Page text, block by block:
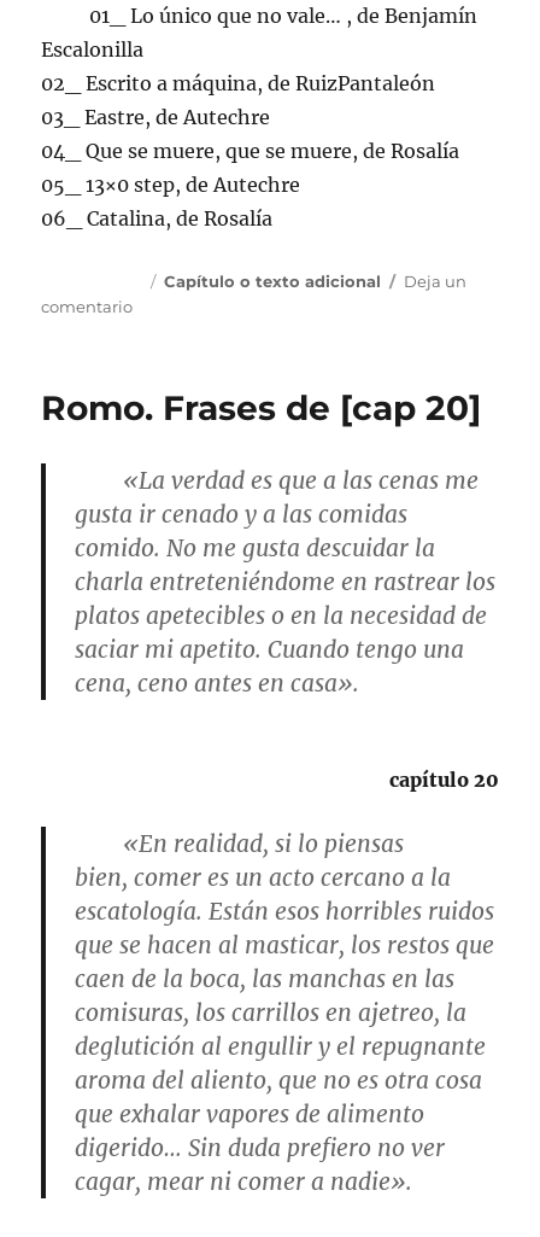
01_ Lo único que no vale… , de Benjamín
Escalonilla
02_ Escrito a máquina, de RuizPantaleón
03_ Eastre, de Autechre
04_ Que se muere, que se muere, de Rosalía
05_ 13×0 step, de Autechre
06_ Catalina, de Rosalía
el
Categorías
Capítulo o texto adicional
Deja un
comentarioen
Romo. Frases de [cap 20]
«La verdad es que a las cenas me
gusta ir cenado y a las comidas
comido. No me gusta descuidar la
charla entreteniéndome en rastrear los
platos apetecibles o en la necesidad de
saciar mi apetito. Cuando tengo una
cena, ceno antes en casa».
capítulo 20
«En realidad, si lo piensas
bien,comer es un acto cercano a la
escatología. Están esos horribles ruidos
que se hacen al masticar, los restos que
caen de la boca, las manchas en las
comisuras, los carrillos en ajetreo, la
deglutición al engullir y el repugnante
aroma del aliento, que no es otra cosa
que exhalar vapores de alimento
digerido… Sin duda prefiero no ver
cagar, mear ni comer a nadie».